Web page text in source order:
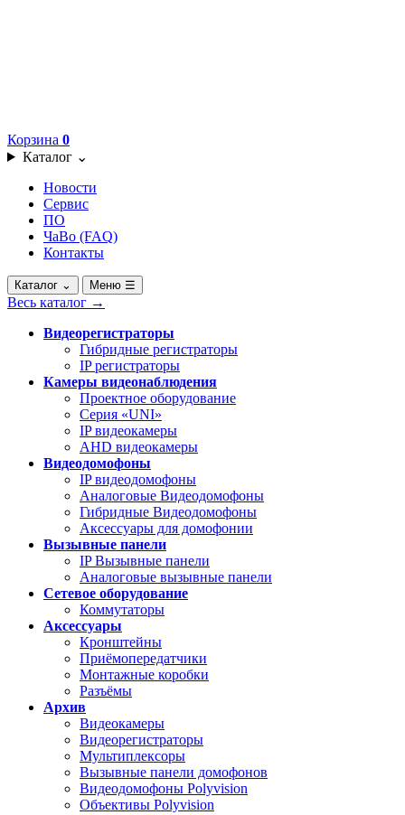
Корзина 0
Каталог ⌄
Новости
Сервис
ПО
ЧаВо (FAQ)
Контакты
Каталог ⌄ Меню ☰
Весь каталог →
Видеорегистраторы
Гибридные регистраторы
IP регистраторы
Камеры видеонаблюдения
Проектное оборудование
Серия «UNI»
IP видеокамеры
AHD видеокамеры
Видеодомофоны
IP видеодомофоны
Аналоговые Видеодомофоны
Гибридные Видеодомофоны
Аксессуары для домофонии
Вызывные панели
IP Вызывные панели
Аналоговые вызывные панели
Сетевое оборудование
Коммутаторы
Аксессуары
Кронштейны
Приёмопередатчики
Монтажные коробки
Разъёмы
Архив
Видеокамеры
Видеорегистраторы
Мультиплексоры
Вызывные панели домофонов
Видеодомофоны Polyvision
Объективы Polyvision